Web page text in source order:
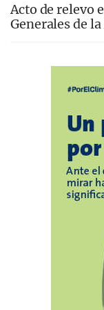
Acto de relevo
Generales de